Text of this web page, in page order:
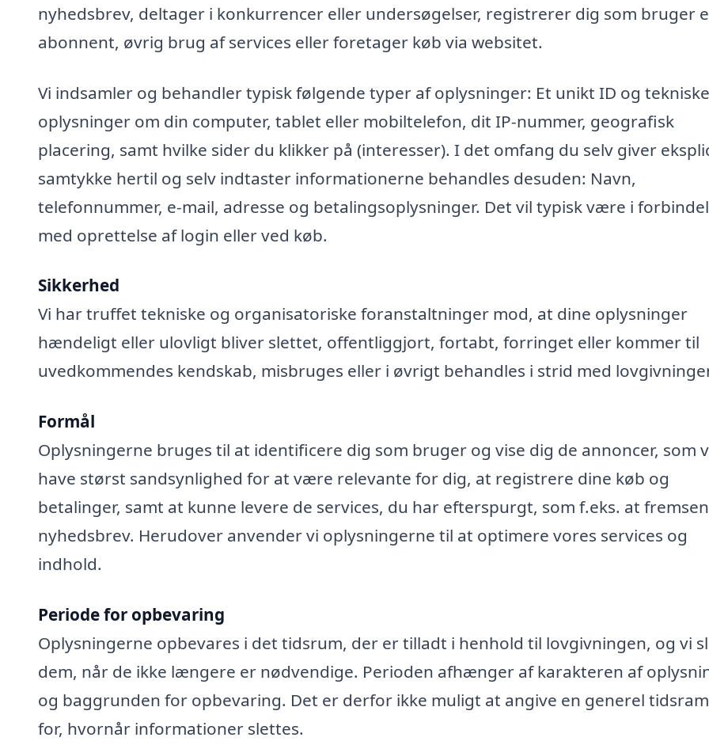
nyhedsbrev, deltager i konkurrencer eller undersøgelser, registrerer dig som bruger
abonnent, øvrig brug af services eller foretager køb via websitet.
Vi indsamler og behandler typisk følgende typer af oplysninger: Et unikt ID og tekniske
oplysninger om din computer, tablet eller mobiltelefon, dit IP-nummer, geografisk
placering, samt hvilke sider du klikker på (interesser). I det omfang du selv giver
samtykke hertil og selv indtaster informationerne behandles desuden: Navn,
telefonnummer, e-mail, adresse og betalingsoplysninger. Det vil typisk være i
med oprettelse af login eller ved køb.
Sikkerhed
Vi har truffet tekniske og organisatoriske foranstaltninger mod, at dine oplysninger
hændeligt eller ulovligt bliver slettet, offentliggjort, fortabt, forringet eller kommer til
uvedkommendes kendskab, misbruges eller i øvrigt behandles i strid med
Formål
Oplysningerne bruges til at identificere dig som bruger og vise dig de annoncer, som
have størst sandsynlighed for at være relevante for dig, at registrere dine køb og
betalinger, samt at kunne levere de services, du har efterspurgt, som f.eks. at
nyhedsbrev. Herudover anvender vi oplysningerne til at optimere vores services og
indhold.
Periode for opbevaring
Oplysningerne opbevares i det tidsrum, der er tilladt i henhold til lovgivningen, og vi
dem, når de ikke længere er nødvendige. Perioden afhænger af karakteren af
og baggrunden for opbevaring. Det er derfor ikke muligt at angive en generel
for, hvornår informationer slettes.